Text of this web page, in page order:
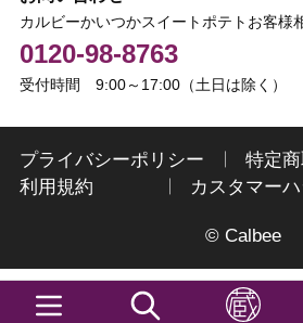
カルビーかいつかスイートポテトお客様
0120-98-8763
受付時間 9:00～17:00（土日は除く）
プライバシーポリシー
特定
利用規約
カスタマー
© Calbee